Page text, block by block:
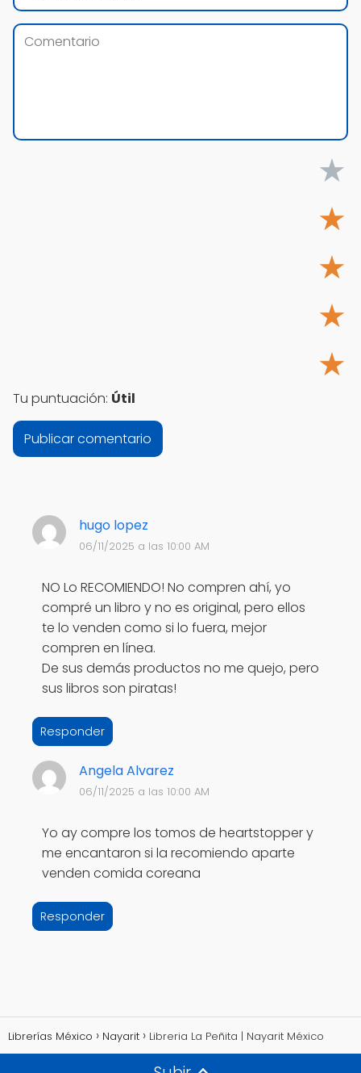
hugo lopez
06/11/2025 a las 10:00 AM
NO Lo RECOMIENDO! No compren ahí, yo
compré un libro y no es original, pero ellos
te lo venden como si lo fuera, mejor
compren en línea.
De sus demás productos no me quejo, pero
sus libros son piratas!
Responder
Angela Alvarez
06/11/2025 a las 10:00 AM
Yo ay compre los tomos de heartstopper y
me encantaron si la recomiendo aparte
venden comida coreana
Responder
★
★
★
★
★
Tu puntuación: Útil
Librerías México Nayarit Libreria La Peñita | Nayarit México